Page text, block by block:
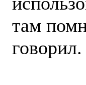
там
говорил.